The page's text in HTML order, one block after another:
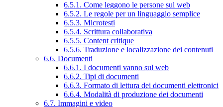
6.5.1. Come leggono le persone sul web
6.5.2. Le regole per un linguaggio semplice
6.5.3. Microtesti
6.5.4. Scrittura collaborativa
6.5.5. Content critique
6.5.6. Traduzione e localizzazione dei contenuti
6.6. Documenti
6.6.1. I documenti vanno sul web
6.6.2. Tipi di documenti
6.6.3. Formato di lettura dei documenti elettronici
6.6.4. Modalità di produzione dei documenti
6.7. Immagini e video